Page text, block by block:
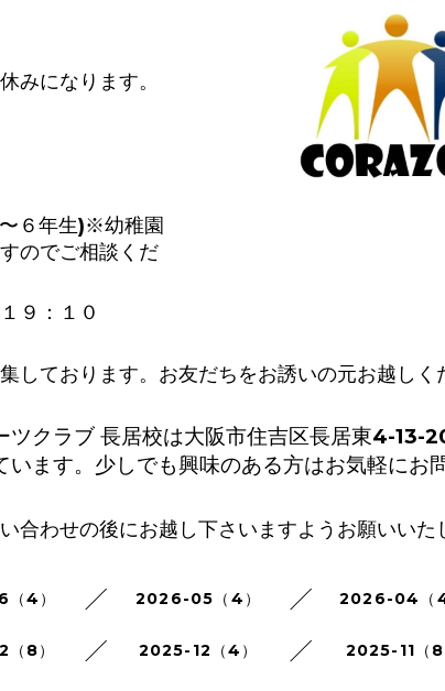
みになります。
６年生)※幼稚園
のでご相談くだ
９：１０
しております。お友だちをお誘いの元お越しく
ツクラブ 長居校は大阪市住吉区長居東4-13-
います。少しでも興味のある方はお気軽にお
合わせの後にお越し下さいますようお願いいた
4） 2026-05（4） 2026-04（
8） 2025-12（4） 2025-11（